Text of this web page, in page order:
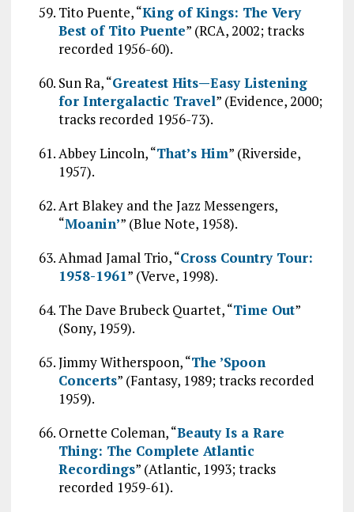
Tito Puente, “King of Kings: The Very
Best of Tito Puente” (RCA, 2002; tracks
recorded 1956-60).
Sun Ra, “Greatest Hits—Easy Listening
for Intergalactic Travel” (Evidence, 2000;
tracks recorded 1956-73).
Abbey Lincoln, “That’s Him” (Riverside,
1957).
Art Blakey and the Jazz Messengers,
“Moanin’” (Blue Note, 1958).
Ahmad Jamal Trio, “Cross Country Tour:
1958-1961” (Verve, 1998).
The Dave Brubeck Quartet, “Time Out”
(Sony, 1959).
Jimmy Witherspoon, “The ’Spoon
Concerts” (Fantasy, 1989; tracks recorded
1959).
Ornette Coleman, “Beauty Is a Rare
Thing: The Complete Atlantic
Recordings” (Atlantic, 1993; tracks
recorded 1959-61).